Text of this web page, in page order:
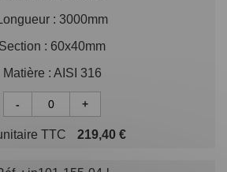
: 3000mm
Section : 60x40mm
Matière : AISI 316
- +
TTC 219,40 €